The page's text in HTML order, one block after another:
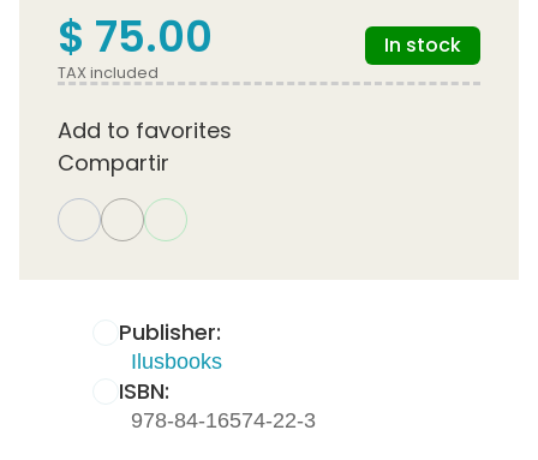
Publisher:
Ilusbooks
ISBN:
978-84-16574-22-3
$ 75.00
TAX included
In stock
Add to favorites
Compartir